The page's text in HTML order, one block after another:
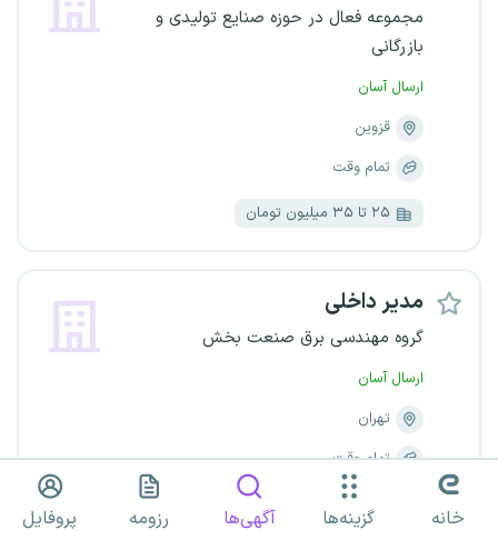
مجموعه فعال در حوزه صنایع تولیدی و
بازرگانی
ارسال آسان
قزوین
تمام وقت
۲۵ تا ۳۵ میلیون تومان
مدیر داخلی
گروه مهندسی برق صنعت بخش
ارسال آسان
تهران
تمام وقت
۳۵ تا ۵۰ میلیون تومان
خانه گزینه‌ها آگهی‌ها رزومه پروفایل